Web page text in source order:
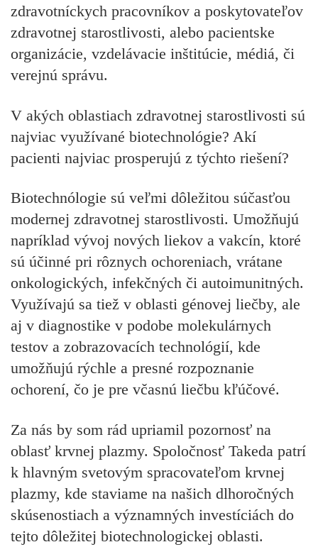
zdravotníckych pracovníkov a poskytovateľov
zdravotnej starostlivosti, alebo pacientske
organizácie, vzdelávacie inštitúcie, médiá, či
verejnú správu.
V akých oblastiach zdravotnej starostlivosti sú
najviac využívané biotechnológie? Akí
pacienti najviac prosperujú z týchto riešení?
Biotechnólogie sú veľmi dôležitou súčasťou
modernej zdravotnej starostlivosti. Umožňujú
napríklad vývoj nových liekov a vakcín, ktoré
sú účinné pri rôznych ochoreniach, vrátane
onkologických, infekčných či autoimunitných.
Využívajú sa tiež v oblasti génovej liečby, ale
aj v diagnostike v podobe molekulárnych
testov a zobrazovacích technológií, kde
umožňujú rýchle a presné rozpoznanie
ochorení, čo je pre včasnú liečbu kľúčové.
Za nás by som rád upriamil pozornosť na
oblasť krvnej plazmy. Spoločnosť Takeda patrí
k hlavným svetovým spracovateľom krvnej
plazmy, kde staviame na našich dlhoročných
skúsenostiach a významných investíciách do
tejto dôležitej biotechnologickej oblasti.